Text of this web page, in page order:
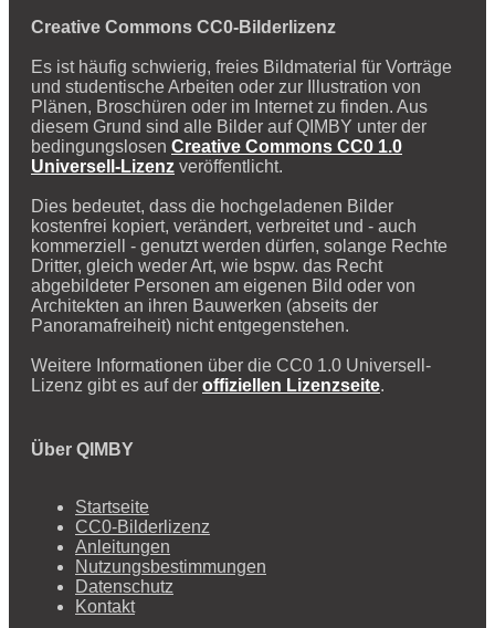
Creative Commons CC0-Bilderlizenz
Es ist häufig schwierig, freies Bildmaterial für Vorträge
und studentische Arbeiten oder zur Illustration von
Plänen, Broschüren oder im Internet zu finden. Aus
diesem Grund sind alle Bilder auf QIMBY unter der
bedingungslosen Creative Commons CC0 1.0
Universell-Lizenz veröffentlicht.
Dies bedeutet, dass die hochgeladenen Bilder
kostenfrei kopiert, verändert, verbreitet und - auch
kommerziell - genutzt werden dürfen, solange Rechte
Dritter, gleich weder Art, wie bspw. das Recht
abgebildeter Personen am eigenen Bild oder von
Architekten an ihren Bauwerken (abseits der
Panoramafreiheit) nicht entgegenstehen.
Weitere Informationen über die CC0 1.0 Universell-
Lizenz gibt es auf der offiziellen Lizenzseite.
Über QIMBY
Startseite
CC0-Bilderlizenz
Anleitungen
Nutzungsbestimmungen
Datenschutz
Kontakt